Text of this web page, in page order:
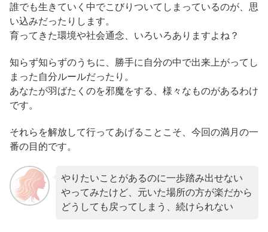
誰でも生きていく中でこびりついてしまっているのが、思
い込みだったりします。
育ってきた環境や社会通念、いろいろありますよね？
知らず知らずのうちに、勝手に自分の中で出来上がってし
まった自分ルールだったり。
あなたが羽ばたくのを邪魔をする、様々なものがあるわけ
です。
それらを解放して行ってあげることこそ、今回の満月の一
番の目的です。
やりたいことがあるのに一歩踏み出せない
やってみたけど、元いた場所の方が楽だから
どうしても戻ってしまう、続けられない